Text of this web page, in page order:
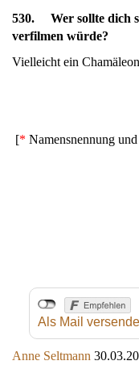
530. Wer sollte dich
verfilmen würde?
Vielleicht ein
[* Namensnennung
Als Mail
Anne Seltmann